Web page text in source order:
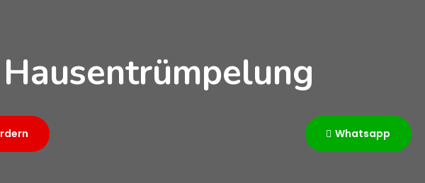
Hausentrümpelung
Whatsapp